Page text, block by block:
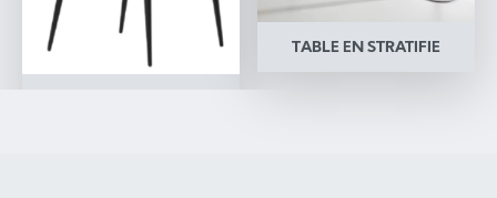
TABLE EN STRATIFIE